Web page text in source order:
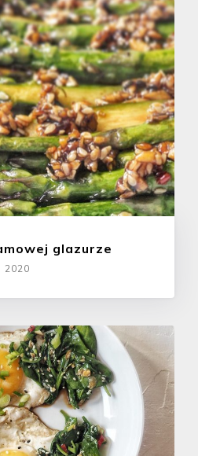
glazurze
2020